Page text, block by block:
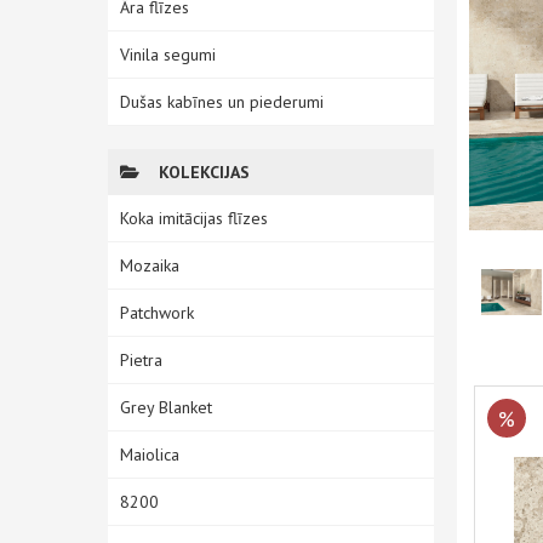
Āra flīzes
Vinila segumi
Dušas kabīnes un piederumi
KOLEKCIJAS
Koka imitācijas flīzes
Mozaika
Patchwork
Pietra
Grey Blanket
Maiolica
8200
%